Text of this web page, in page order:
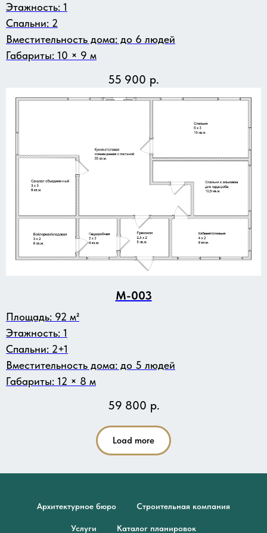
Этажность: 1
Спальни: 2
Вместительность дома: до 6 людей
Габариты: 10 × 9 м
55 900 р.
M-003
Площадь: 92 м²
Этажность: 1
Спальни: 2+1
Вместительность дома: до 5 людей
Габариты: 12 × 8 м
59 800 р.
Load more
Архитектурное бюро Строительная компания
Услуги Каталог планировок